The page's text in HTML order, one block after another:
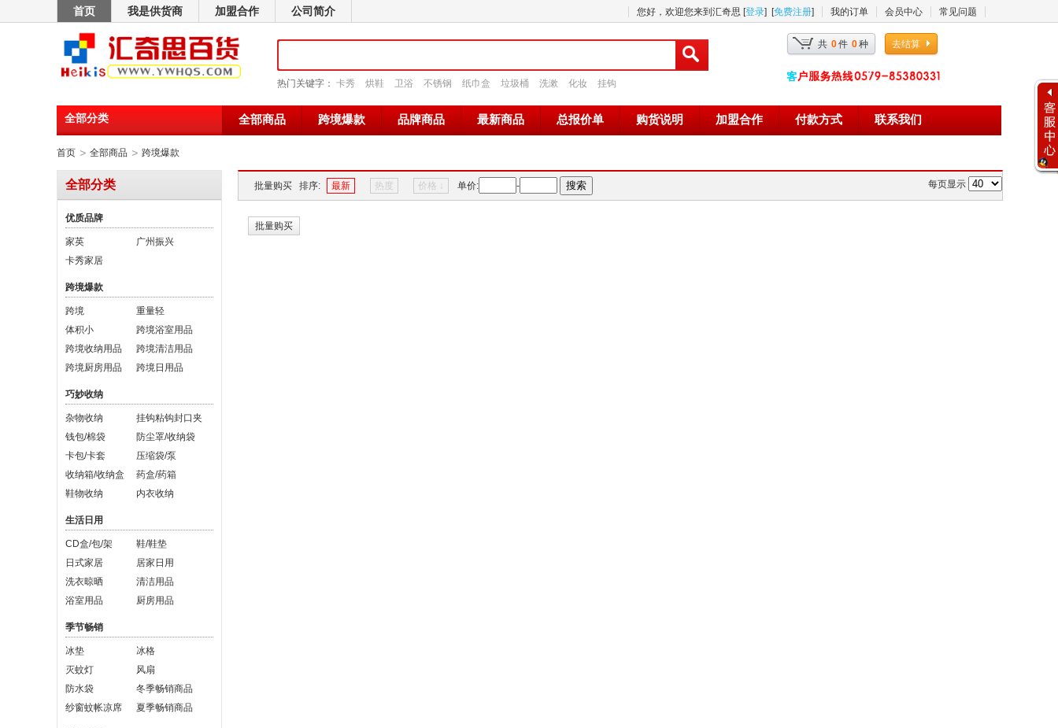
首页 我是供货商 加盟合作 公司简介 常见问题
会员中心
我的订单
您好，欢迎您来到汇奇思 [登录] [免费注册]
热门关键字： 卡秀 烘鞋 卫浴 不锈钢 纸巾盒 垃圾桶 洗漱 化妆 挂钩
共 0件 0种 去结算
全部分类 全部商品 跨境爆款 品牌商品 最新商品 总报价单 购货说明 加盟合作 付款方式 联系我们
首页 > 全部商品 > 跨境爆款
全部分类
优质品牌
家英
广州振兴
卡秀家居
跨境爆款
跨境
重量轻
体积小
跨境浴室用品
跨境收纳用品
跨境清洁用品
跨境厨房用品
跨境日用品
巧妙收纳
杂物收纳
挂钩粘钩封口夹
钱包/棉袋
防尘罩/收纳袋
卡包/卡套
压缩袋/泵
收纳箱/收纳盒
药盒/药箱
鞋物收纳
内衣收纳
生活日用
CD盒/包/架
鞋/鞋垫
日式家居
居家日用
洗衣晾晒
清洁用品
浴室用品
厨房用品
季节畅销
冰垫
冰格
灭蚊灯
风扇
防水袋
冬季畅销商品
纱窗蚊帐凉席
夏季畅销商品
批量购买 排序: 最新 热度 价格 ↓ 单价: - 每页显示
批量购买
在线客服